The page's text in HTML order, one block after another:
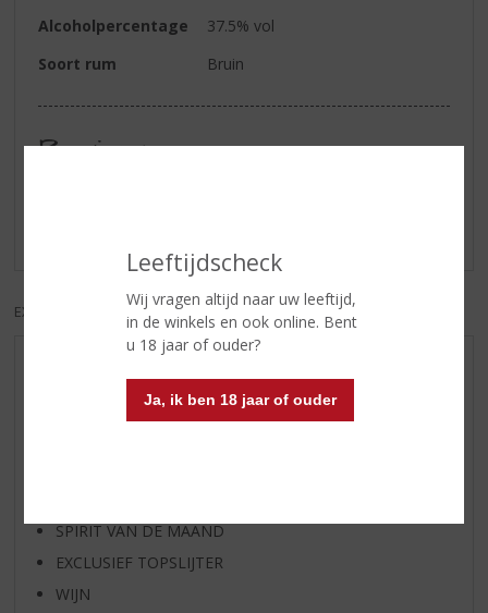
Leeftijdscheck
Wij vragen altijd naar uw leeftijd,
in de winkels en ook online. Bent
u 18 jaar of ouder?
Ja, ik ben 18 jaar of ouder
Alcoholpercentage
37.5% vol
Soort rum
Bruin
Reviews
EXCL. BTW INCL. BTW
WIJN VAN DE MAAND
SPIRIT VAN DE MAAND
EXCLUSIEF TOPSLIJTER
WIJN